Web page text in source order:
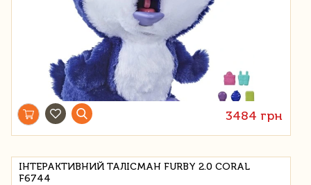
3484 грн
ІНТЕРАКТИВНИЙ ТАЛІСМАН FURBY 2.0 CORAL
F6744